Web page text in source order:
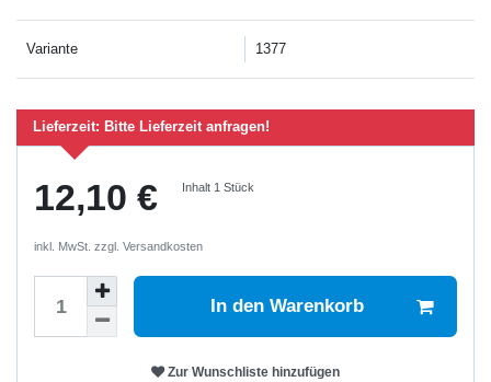
Variante 1377
Lieferzeit: Bitte Lieferzeit anfragen!
12,10 € Inhalt 1Stück
inkl. MwSt. zzgl. Versandkosten
In den Warenkorb
Zur Wunschliste hinzufügen